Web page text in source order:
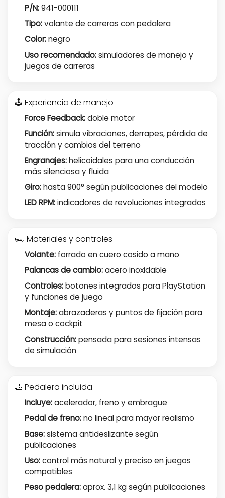
P/N:941-000111
Tipo:volante de carreras con pedalera
Color:negro
Uso recomendado:simuladores de manejo y
juegos de carreras
🕹️ Experiencia de manejo
Force Feedback:doble motor
Función:simula vibraciones, derrapes, pérdida de
tracción y cambios del terreno
Engranajes:helicoidales para una conducción
más silenciosa y fluida
Giro:hasta 900° según publicaciones del modelo
LED RPM:indicadores de revoluciones integrados
🏎️ Materiales y controles
Volante:forrado en cuero cosido a mano
Palancas de cambio:acero inoxidable
Controles:botones integrados para PlayStation
y funciones de juego
Montaje:abrazaderas y puntos de fijación para
mesa o cockpit
Construcción:pensada para sesiones intensas
de simulación
🦶 Pedalera incluida
Incluye:acelerador, freno y embrague
Pedal de freno:no lineal para mayor realismo
Base:sistema antideslizante según
publicaciones
Uso:control más natural y preciso en juegos
compatibles
Peso pedalera:aprox. 3,1 kg según publicaciones